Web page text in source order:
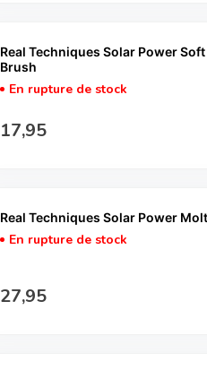
Real Techniques Solar Power
Brush
En rupture de stock
Prix normal
17,95
Real Techniques Solar Power
En rupture de stock
Prix normal
27,95